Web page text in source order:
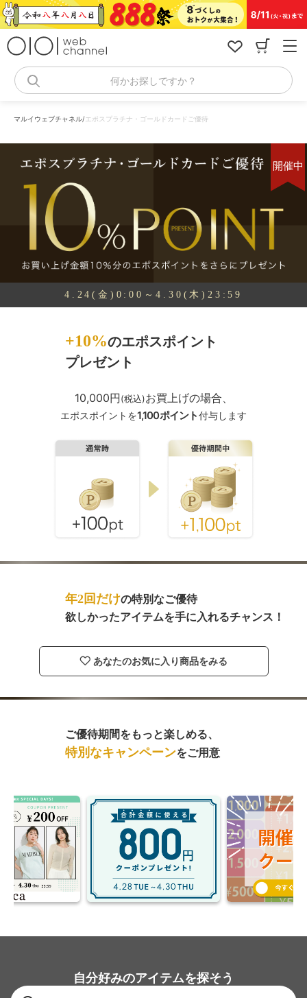
コ
ン
何かお探しですか？
マルイウェブチャネル/エポスプラチナ・ゴールドカードご優待
開催中
4.24(金)0:00～4.30(木)23:59
+10%のエポスポイント
プレゼント
10,000円(税込)お買上げの場合、
エポスポイントを1,100ポイント付与します
年2回だけの特別なご優待
欲しかったアイテムを手に入れるチャンス！
あなたのお気に入り商品をみる
ご優待期間をもっと楽しめる、
特別なキャンペーンをご用意
自分好みのアイテムを探そう